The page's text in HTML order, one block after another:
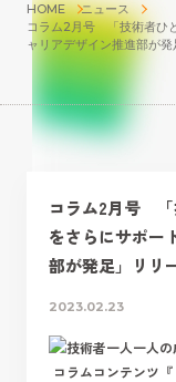
HOME
ニュース
コラム2月号 「技術者ひ
ャリアデザイン推進部が
コラム2月号 「
をさらにサポー
部が発足」リリ
2023.02.23
コラムコンテンツ